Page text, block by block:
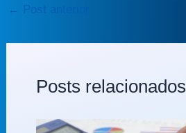
← Post anterior
Posts relacionados